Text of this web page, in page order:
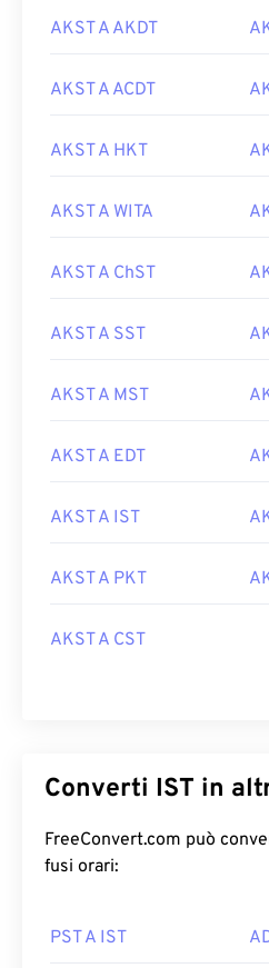
AKST A AKDT
AKST A ACDT
AKST A HKT
AKST A WITA
AKST A ChST
AKST A SST
AKST A MST
AKST A EDT
AKST A IST
AKST A PKT
AKST A CST
Converti IST in
FreeConvert.com può
fusi orari:
PST A IST